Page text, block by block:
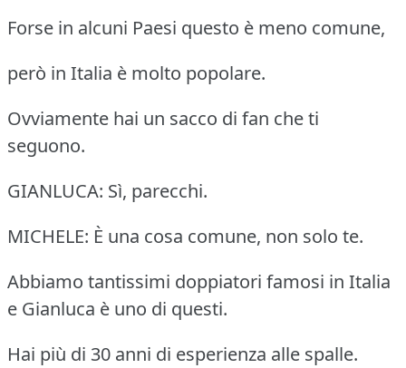
Forse in alcuni Paesi questo è meno comune,
però in Italia è molto popolare.
Ovviamente hai un sacco di fan che ti
seguono.
GIANLUCA: Sì, parecchi.
MICHELE: È una cosa comune, non solo te.
Abbiamo tantissimi doppiatori famosi in Italia
e Gianluca è uno di questi.
Hai più di 30 anni di esperienza alle spalle.